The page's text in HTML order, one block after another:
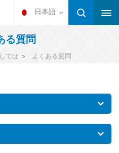
日本語
る質問
ては > よくある質問